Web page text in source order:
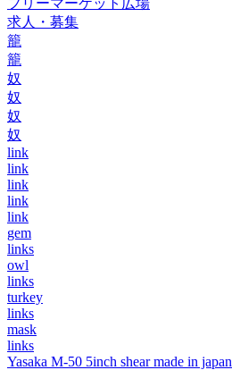
フリーマーケット広場
求人・募集
籠
籠
奴
奴
奴
奴
link
link
link
link
link
gem
links
owl
links
turkey
links
mask
links
Yasaka M-50 5inch shear made in japan